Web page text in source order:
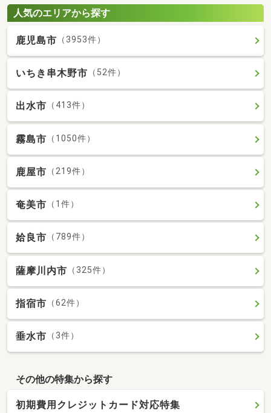
人気のエリアから探す
鹿児島市 （3953件）
いちき串木野市 （52件）
出水市 （413件）
霧島市 （1050件）
鹿屋市 （219件）
奄美市 （1件）
姶良市 （789件）
薩摩川内市 （325件）
指宿市 （62件）
垂水市 （3件）
その他の特集から探す
初期費用クレジットカード対応特集